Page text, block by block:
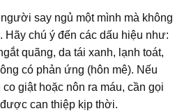
say ngủ một mình mà không
Hãy chú ý đến các dấu hiệu như:
quãng, da tái xanh, lạnh toát,
có phản ứng (hôn mê). Nếu
giật hoặc nôn ra máu, cần gọi
can thiệp kịp thời.